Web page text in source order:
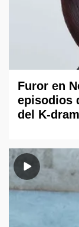
Furor en
episodios
del K-